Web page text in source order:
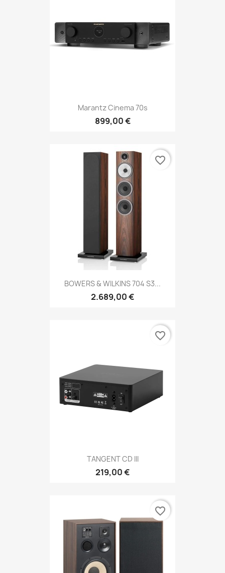
Marantz Cinema 70s
899,00 €
BOWERS & WILKINS 704 S3...
2.689,00 €
favorite_border
TANGENT CD III
219,00 €
favorite_border
favorite_border